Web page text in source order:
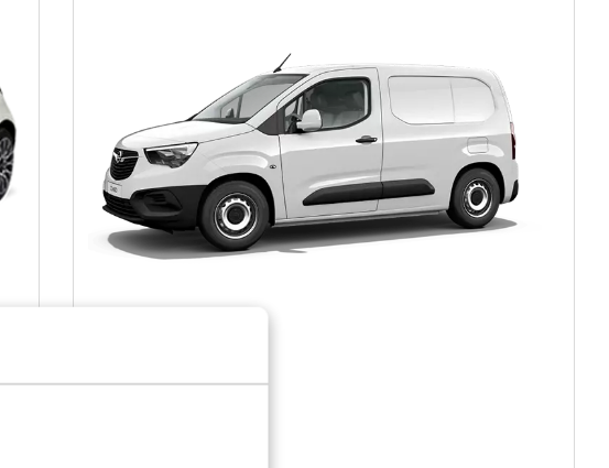
Handgeschakeld Diesel